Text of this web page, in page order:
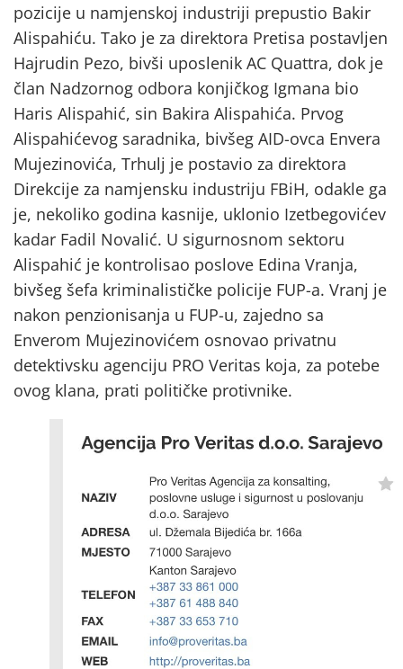
pozicije u namjenskoj industriji prepustio Bakir
Alispahiću. Tako je za direktora Pretisa postavljen
Hajrudin Pezo, bivši uposlenik AC Quattra, dok je
član Nadzornog odbora konjičkog Igmana bio
Haris Alispahić, sin Bakira Alispahića. Prvog
Alispahićevog saradnika, bivšeg AID-ovca Envera
Mujezinovića, Trhulj je postavio za direktora
Direkcije za namjensku industriju FBiH, odakle ga
je, nekoliko godina kasnije, uklonio Izetbegovićev
kadar Fadil Novalić. U sigurnosnom sektoru
Alispahić je kontrolisao poslove Edina Vranja,
bivšeg šefa kriminalističke policije FUP-a. Vranj je
nakon penzionisanja u FUP-u, zajedno sa
Enverom Mujezinovićem osnovao privatnu
detektivsku agenciju PRO Veritas koja, za potebe
ovog klana, prati političke protivnike.